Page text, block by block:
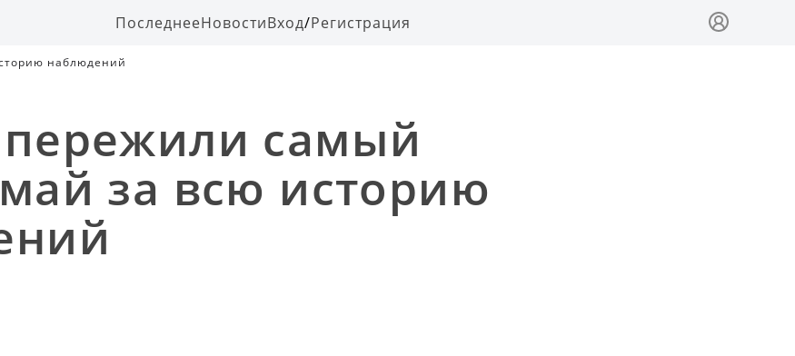
ПоследнееНовостиВход/Регистрация
наблюдений
самый
за всю историю